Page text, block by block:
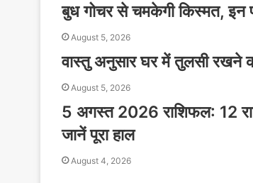
बुध गोचर से चमकेगी किस्मत, इन
August 5, 2026
वास्तु अनुसार घर में तुलसी रखने
August 5, 2026
5 अगस्त 2026 राशिफल: 12
जानें पूरा हाल
August 4, 2026